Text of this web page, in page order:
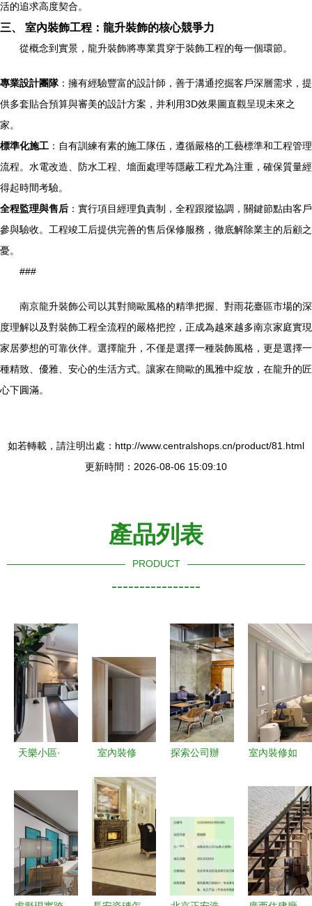
活的追求高度契合。
三、 室內裝飾工程：龍升裝飾的核心競爭力
從概念到實景，龍升裝飾將專業貫穿于裝飾工程的每一個環節。
專業設計團隊：擁有經驗豐富的設計師，善于溝通挖掘客戶深層需求，提
供多套貼合預算與審美的設計方案，并利用3D效果圖直觀呈現未來之
家。
標準化施工 ：自有訓練有素的施工隊伍，遵循嚴格的工藝標準和工程管理
流程。水電改造、防水工程、墻面處理等隱蔽工程尤為注重，確保質量經
得起時間考驗。
全程監理與售后 ：實行項目經理負責制，全程跟蹤協調，關鍵節點由客戶
參與驗收。工程竣工后提供完善的售后保修服務，徹底解除業主的后顧之
憂。
###
南京龍升裝飾公司以其對簡歐風格的精準把握、對雨花臺區市場的深
度理解以及對裝飾工程全流程的嚴格把控，正成為越來越多南京家庭實現
家居夢想的可靠伙伴。選擇龍升，不僅是選擇一種裝飾風格，更是選擇一
種精致、優雅、安心的生活方式。讓家在簡歐的風雅中綻放，在龍升的匠
心下圓滿。
如若轉載，請注明出處：http://www.centralshops.cn/product/81.html
更新時間：2026-08-06 15:09:10
產品列表
PRODUCT
----------------
天樂小區·
計室內裝飾
工程解析
室內裝修
些工程項目
紹興室內設
計暑假班
探索公司辦
到施工圖紙
的全維度視
角
室內裝修如
算 別再花
冤枉錢了，
看完這篇小
白變行家